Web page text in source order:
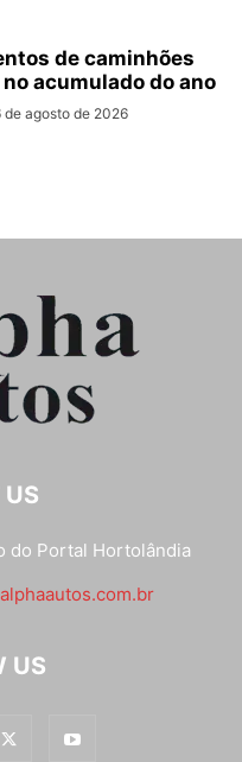
de caminhões
acumulado do ano
de agosto de 2026
do Portal Hortolândia
US